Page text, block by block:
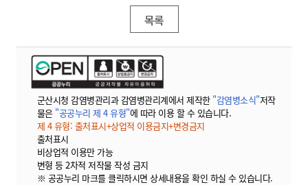
목록
군산시청 감염병관리과 감염병관리계에서 제작한 "감염병소식"저작
물은 "공공누리 제 4 유형"에 따라 이용 할 수 있습니다.
제 4 유형: 출처표시+상업적 이용금지+변경금지
출처표시
비상업적 이용만 가능
변형 등 2차적 저작물 작성 금지
※ 공공누리 마크를 클릭하시면 상세내용을 확인 하실 수 있습니다.